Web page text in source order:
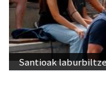
Santioak